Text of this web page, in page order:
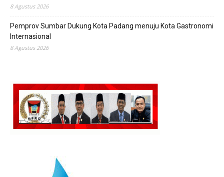
8 Agustus 2026
Pemprov Sumbar Dukung Kota Padang menuju Kota Gastronomi
Internasional
8 Agustus 2026